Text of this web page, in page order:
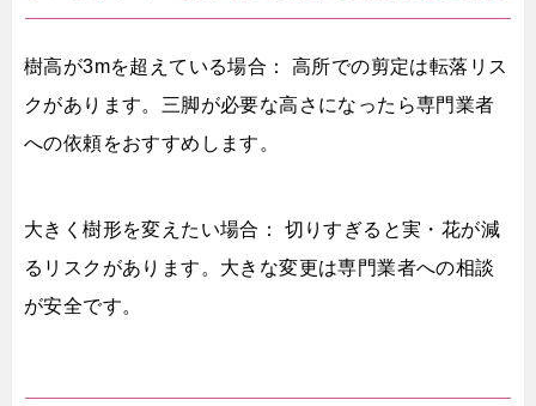
樹高が3mを超えている場合： 高所での剪定は転落リス
クがあります。三脚が必要な高さになったら専門業者
への依頼をおすすめします。
大きく樹形を変えたい場合： 切りすぎると実・花が減
るリスクがあります。大きな変更は専門業者への相談
が安全です。